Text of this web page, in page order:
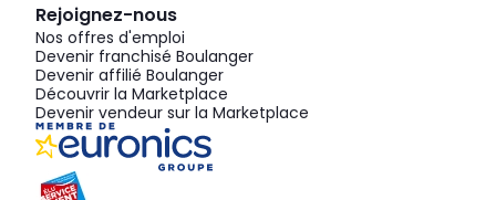
Rejoignez-nous
Nos offres d'emploi
Devenir franchisé Boulanger
Devenir affilié Boulanger
Découvrir la Marketplace
Devenir vendeur sur la Marketplace